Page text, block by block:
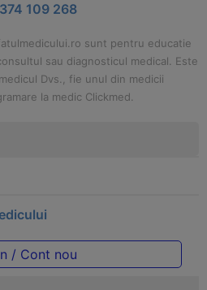
109 268
sunt pentru educatie
sau diagnosticul medical. Este
Dvs., fie unul din medicii
la medic Clickmed.
/ Cont nou